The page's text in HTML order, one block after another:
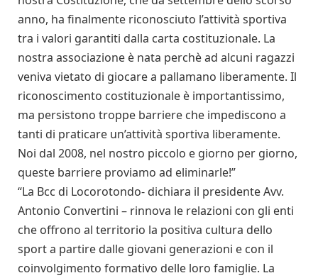
anno, ha finalmente riconosciuto l’attività sportiva
tra i valori garantiti dalla carta costituzionale. La
nostra associazione è nata perchè ad alcuni ragazzi
veniva vietato di giocare a pallamano liberamente. Il
riconoscimento costituzionale è importantissimo,
ma persistono troppe barriere che impediscono a
tanti di praticare un’attività sportiva liberamente.
Noi dal 2008, nel nostro piccolo e giorno per giorno,
queste barriere proviamo ad eliminarle!”
“La Bcc di Locorotondo- dichiara il presidente Avv.
Antonio Convertini – rinnova le relazioni con gli enti
che offrono al territorio la positiva cultura dello
sport a partire dalle giovani generazioni e con il
coinvolgimento formativo delle loro famiglie. La